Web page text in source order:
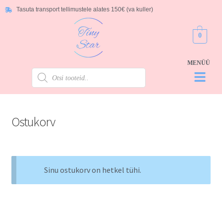
Tasuta transport tellimustele alates 150€ (va kuller)
0
Ostukorv
Sinu ostukorv on hetkel tühi.